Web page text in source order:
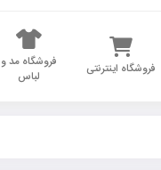
فروشگاه اینترنتی
فروشگاه مد و
لباس